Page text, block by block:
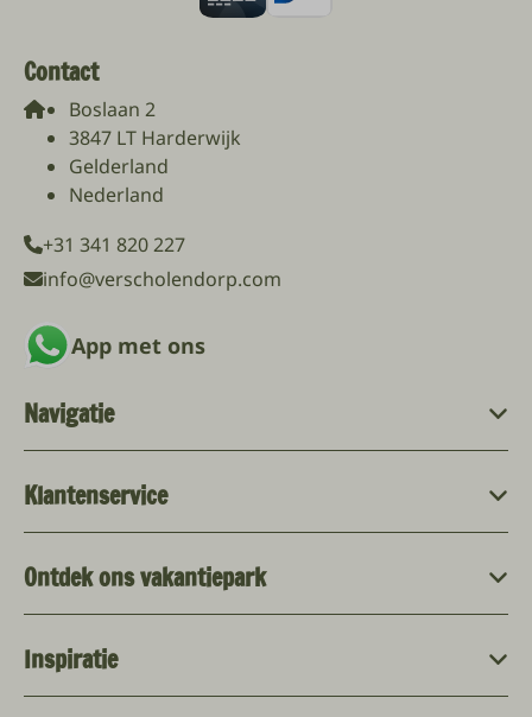
Contact
Boslaan 2
3847 LT Harderwijk
Gelderland
Nederland
+31 341 820 227
info@verscholendorp.com
App met ons
Navigatie
Klantenservice
Ontdek ons vakantiepark
Inspiratie